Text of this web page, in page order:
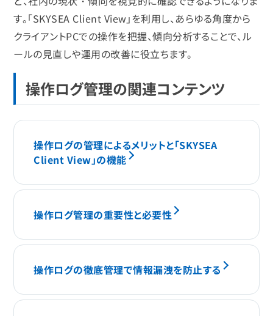
す。「SKYSEA Client View」を利用し、あらゆる角度から
クライアントPCでの操作を把握、傾向分析することで、ル
ールの見直しや運用の改善に役立ちます。
操作ログ管理の関連コンテンツ
操作ログの管理によるメリットと「SKYSEA
Client View」の機能
操作ログ管理の重要性と必要性
操作ログの徹底管理で情報漏洩を防止する